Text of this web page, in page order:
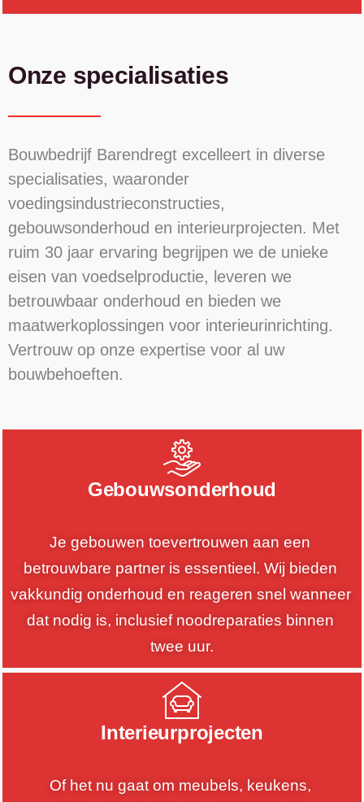
Onze specialisaties
Bouwbedrijf Barendregt excelleert in diverse
specialisaties, waaronder
voedingsindustrieconstructies,
gebouwsonderhoud en interieurprojecten. Met
ruim 30 jaar ervaring begrijpen we de unieke
eisen van voedselproductie, leveren we
betrouwbaar onderhoud en bieden we
maatwerkoplossingen voor interieurinrichting.
Vertrouw op onze expertise voor al uw
bouwbehoeften.
Gebouwsonderhoud
Je gebouwen toevertrouwen aan een
betrouwbare partner is essentieel. Wij bieden
vakkundig onderhoud en reageren snel wanneer
dat nodig is, inclusief noodreparaties binnen
twee uur.
Interieurprojecten
Of het nu gaat om meubels, keukens,